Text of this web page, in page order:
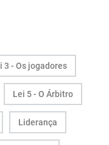
3 - Os jogadores
Lei 5 - O Árbitro
Liderança